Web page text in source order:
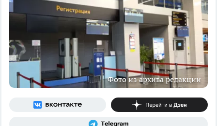
Фото из архива редакции